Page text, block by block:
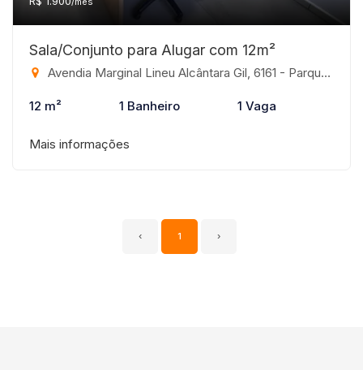
Sala/Conjunto para Alugar com 12m²
Avendia Marginal Lineu Alcântara Gil, 6161 - Parque Industrial Campo Verde, São José do Rio Preto-SP
12 m² 1 Banheiro 1 Vaga
Mais informações
‹ 1 ›